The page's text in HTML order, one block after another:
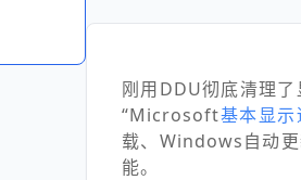
刚用DDU彻底清理
“Microsoft基本显
载、Windows自动
能。